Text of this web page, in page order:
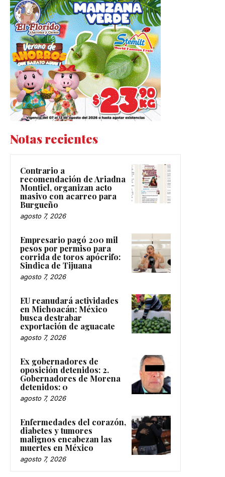
Notas recientes
Contrario a
recomendación de Ariadna
Montiel, organizan acto
masivo con acarreo para
Burgueño
agosto 7, 2026
Empresario pagó 200 mil
pesos por permiso para
corrida de toros apócrifo:
Sindica de Tijuana
agosto 7, 2026
EU reanudará actividades
en Michoacán; México
busca destrabar
exportación de aguacate
agosto 7, 2026
Ex gobernadores de
oposición detenidos: 2.
Gobernadores de Morena
detenidos: 0
agosto 7, 2026
Enfermedades del corazón,
diabetes y tumores
malignos encabezan las
muertes en México
agosto 7, 2026